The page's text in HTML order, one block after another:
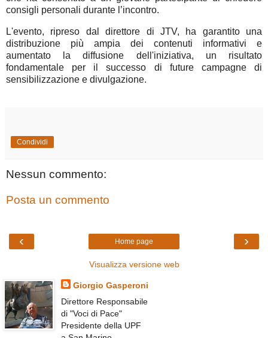
consigli personali durante l’incontro.
L'evento, ripreso dal direttore di JTV, ha garantito una
distribuzione più ampia dei contenuti informativi e
aumentato la diffusione dell'iniziativa, un risultato
fondamentale per il successo di future campagne di
sensibilizzazione e divulgazione.
Condividi
Nessun commento:
Posta un commento
‹ ›
Home page
Visualizza versione web
Giorgio Gasperoni
Direttore Responsabile
di "Voci di Pace"
Presidente della UPF